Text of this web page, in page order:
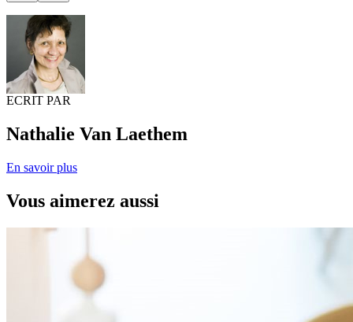
ECRIT PAR
Nathalie Van Laethem
En savoir plus
Vous aimerez aussi